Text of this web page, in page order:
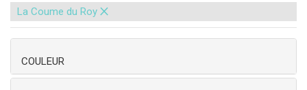
La Coume du Roy ×
COULEUR